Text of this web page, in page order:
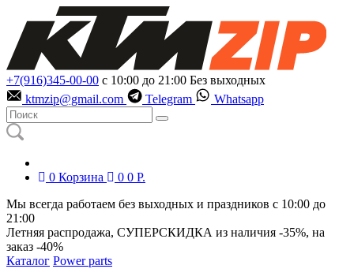
+7(916)345-00-00 с 10:00 до 21:00 Без выходных
ktmzip@gmail.com
Telegram Whatsapp
0 Корзина 0 0 Р.
Мы всегда работаем без выходных и праздников с 10:00 до
21:00
Летняя распродажа, СУПЕРСКИДКА из наличия -35%, на
заказ -40%
Каталог Power parts